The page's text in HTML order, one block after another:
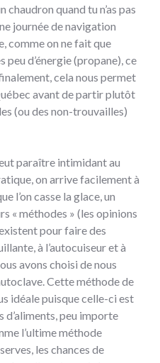
quand tu n’as pas
journée de navigation
comme on ne fait que
peu d’énergie (propane), ce
cela nous permet
avant de partir plutôt
(ou des non-trouvailles)
paraître intimidant au
on arrive facilement à
l’on casse la glace, un
« méthodes » (les opinions
pour faire des
à l’autocuiseur et à
avons choisi de nous
Cette méthode de
idéale puisque celle-ci est
peu importe
l’ultime méthode
les chances de